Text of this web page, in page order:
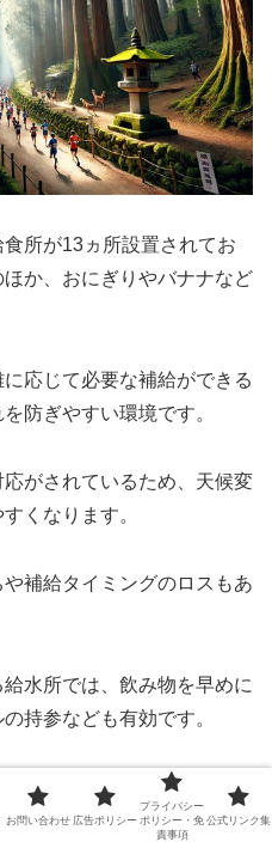
所が13ヵ所設置されてお
か、おにぎりやバナナなど
応じて必要な補給ができる
防ぎやすい環境です。
がされているため、天候変
くなります。
補給タイミングのロスもあ
水所では、飲み物を早めに
持参なども有効です。
ていれば、完走に向けた体
お問い合わせ 広告ポリシー
プライバシー
ポリシー・免
責事項
公式リンク集